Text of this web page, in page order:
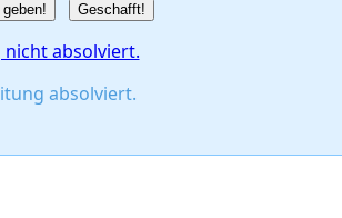
Geschafft!
nicht absolviert.
absolviert.